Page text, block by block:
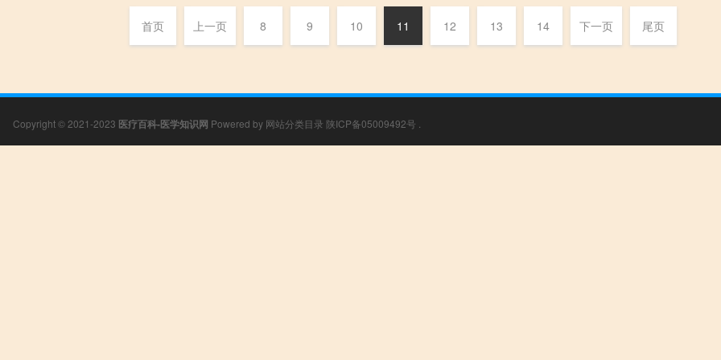
首页 上一页 8 9 10 11 12 13 14 下一页 尾页
Copyright © 2021-2023 医疗百科-医学知识网 Powered by 网站分类目录 陕ICP备05009492号